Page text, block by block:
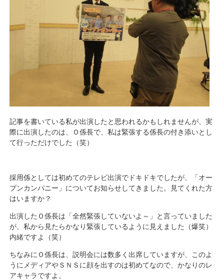
記事を書いている私が出演したと思われるかもしれませんが、実
際に出演したのは、Ｏ係長で、私は緊張する係長の付き添いとし
て行っただけでした（笑）
採用係としては初めてのテレビ出演でドキドキでしたが、「オー
プンカンパニー」についてお知らせしてきました。見てくれた方
はいますか？
出演したＯ係長は「全然緊張していないよ～」と言っていました
が、私から見たらかなり緊張しているように見えました（爆笑）
内緒ですよ（笑）
ちなみにＯ係長は、説明会には数多く出席していますが、このよ
うにメディアやＳＮＳに顔を出すのは初めてなので、かなりのレ
アキャラですよ。